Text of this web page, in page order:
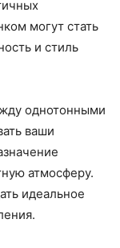
могут стать
и стиль
однотонными
ваши
атмосферу.
идеальное